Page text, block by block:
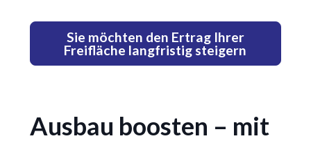
Sie möchten den Ertrag Ihrer
Freifläche langfristig steigern
Ausbau boosten – mit